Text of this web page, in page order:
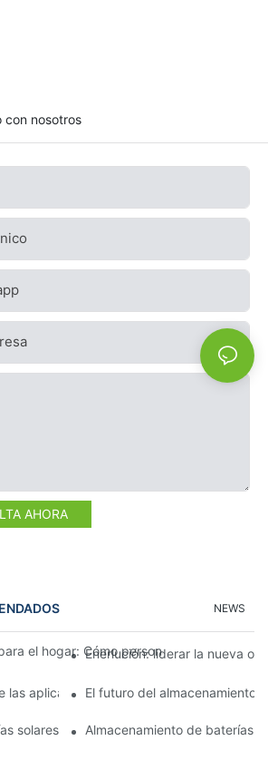
con nosotros
AHORA
NEWS
el hogar: Cómo personalizar su
Enerlución: liderar la nueva
las aplicaciones de seguridad de las
El futuro del almacenamiento
solares para el hogar: Impulsando la
Almacenamiento de baterías